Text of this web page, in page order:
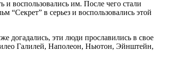
воспользовались им. После чего стали
в серьез и воспользовались этой
догадались, эти люди прославились в свое
Галилей, Наполеон, Ньютон, Эйнштейн,